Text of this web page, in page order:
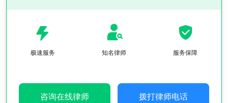
极速服务 知名律师 服务保障
咨询在线律师 拨打律师电话